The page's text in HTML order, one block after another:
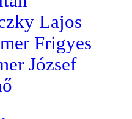
Lajos
Frigyes
József